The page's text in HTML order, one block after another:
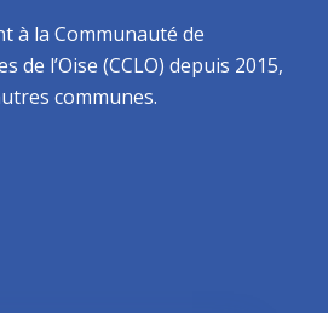
à la Communauté de
de l’Oise (CCLO) depuis 2015,
communes.